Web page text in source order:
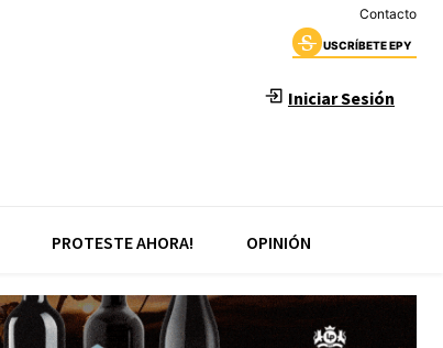
Contacto
USCRÍBETE EPY
Iniciar Sesión
PROTESTE AHORA! OPINIÓN